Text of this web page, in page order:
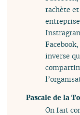
rachète
inverse
Pascale de la
On fait